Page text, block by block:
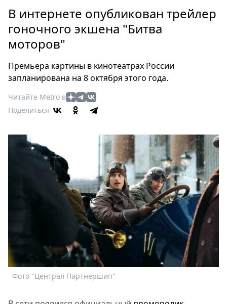
Россия
Мир
Здоровье
Туризм
Мода
Театр
Кино
Выставки
Пресс-
релизы
Metro
Стримы
Спецпроекты
Звезды
Выборы
2026
В интернете опубликован трейлер
гоночного экшена "Битва
моторов"
Премьера картины в кинотеатрах России
запланирована на 8 октября этого года.
Читайте Metro в
Поделиться
Фото "Централ Партнершип"